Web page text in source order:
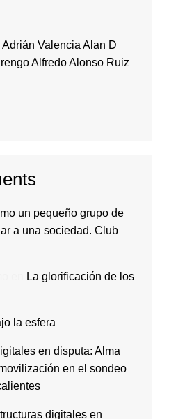
Valencia Alan D
Alfredo Alonso Ruiz
un pequeño grupo de
a una sociedad. Club
La glorificación de los
la esfera
en disputa: Alma
en el sondeo
digitales en